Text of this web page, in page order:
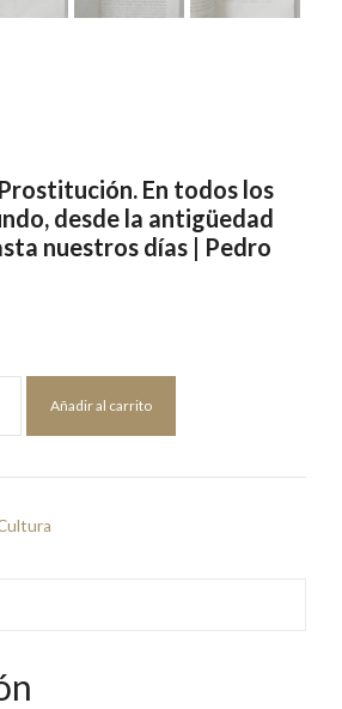
En todos los
desde la antigüedad
nuestros días | Pedro
Historia
La
En
mundo,
Añadir al carrito